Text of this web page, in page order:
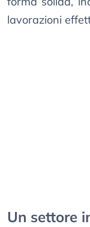
lavorazioni
Un settore